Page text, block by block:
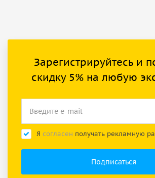
Зарегистрируйтесь и
скидку 5% на любую
Я согласен получать рекламную